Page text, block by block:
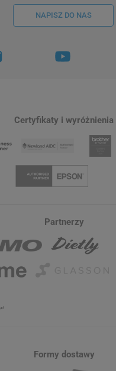
NAPISZ DO NAS
Certyfikaty i wyróżnienia
Partnerzy
Formy dostawy